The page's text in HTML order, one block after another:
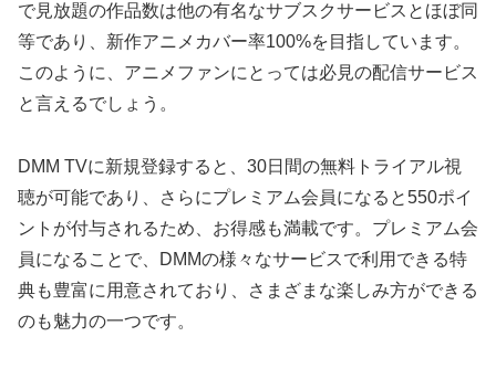
で見放題の作品数は他の有名なサブスクサービスとほぼ同
等であり、新作アニメカバー率100%を目指しています。
このように、アニメファンにとっては必見の配信サービス
と言えるでしょう。
DMM TVに新規登録すると、30日間の無料トライアル視
聴が可能であり、さらにプレミアム会員になると550ポイ
ントが付与されるため、お得感も満載です。プレミアム会
員になることで、DMMの様々なサービスで利用できる特
典も豊富に用意されており、さまざまな楽しみ方ができる
のも魅力の一つです。